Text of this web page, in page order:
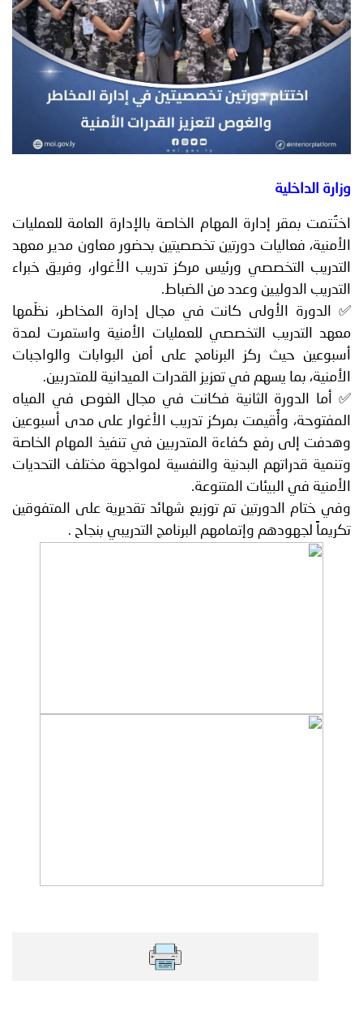
وفيديو
مجلة
أصداء
الأمانة
إعلانات
بنا
وزارة الداخلية
اختُتمت بمقر إدارة المهام الخاصة بالإدارة العامة للعمليات
الأمنية، فعاليات دورتين تخصصيتين بحضور معاون مدير معهد
التدريب التخصصي ورئيس مركز تدريب الأغوار، وفريق خبراء
التدريب الدوليين وعدد من الضباط.
✅ الدورة الأولى كانت في مجال إدارة المخاطر، نظّمها
معهد التدريب التخصصي للعمليات الأمنية واستمرت لمدة
أسبوعين حيث ركز البرنامج على أمن البوابات والواجبات
الأمنية، بما يسهم في تعزيز القدرات الميدانية للمتدربين.
✅ أما الدورة الثانية فكانت في مجال الغوص في المياه
المفتوحة، وأُقيمت بمركز تدريب الأغوار على مدى أسبوعين
وهدفت إلى رفع كفاءة المتدربين في تنفيذ المهام الخاصة
وتنمية قدراتهم البدنية والنفسية لمواجهة مختلف التحديات
الأمنية في البيئات المتنوعة.
وفي ختام الدورتين تم توزيع شهائد تقديرية على المتفوقين
تكريماً لجهودهم وإتمامهم البرنامج التدريبي بنجاح .